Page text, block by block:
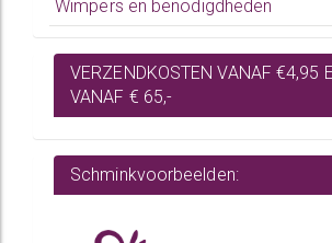
Wimpers en benodigdheden
VERZENDKOSTEN VANAF €4,95
VANAF € 65,-
Schminkvoorbeelden: